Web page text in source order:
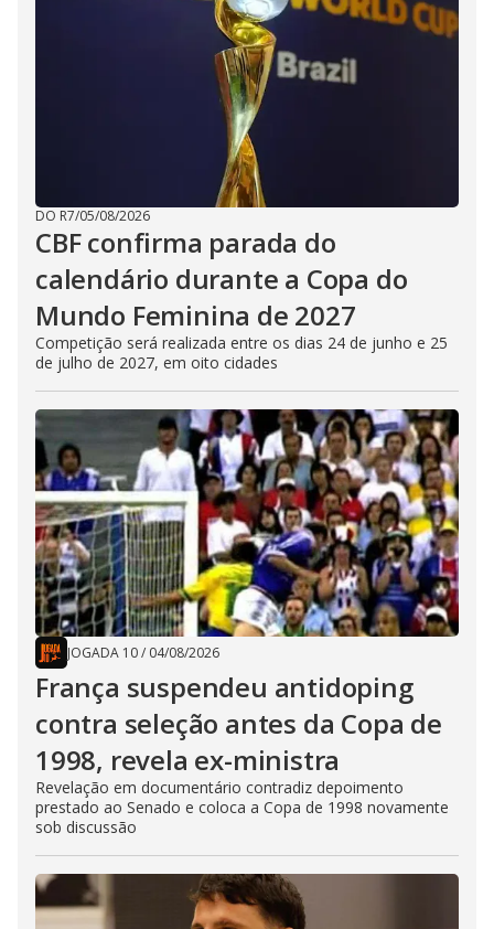
DO R7/05/08/2026
CBF confirma parada do
calendário durante a Copa do
Mundo Feminina de 2027
Competição será realizada entre os dias 24 de junho e 25
de julho de 2027, em oito cidades
JOGADA 10/ 04/08/2026
França suspendeu antidoping
contra seleção antes da Copa de
1998, revela ex-ministra
Revelação em documentário contradiz depoimento
prestado ao Senado e coloca a Copa de 1998 novamente
sob discussão